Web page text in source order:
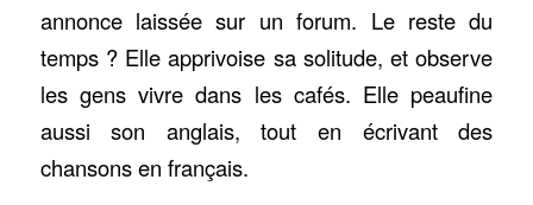
annonce laissée sur un forum. Le reste du
temps ? Elle apprivoise sa solitude, et observe
les gens vivre dans les cafés. Elle peaufine
aussi son anglais, tout en écrivant des
chansons en français.